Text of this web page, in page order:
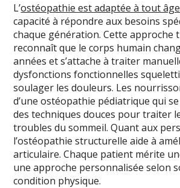
L’ostéopathie est adaptée à tout âge
capacité à répondre aux besoins
chaque génération. Cette approche
reconnaît que le corps humain
années et s’attache à traiter
dysfonctions fonctionnelles
soulager les douleurs. Les
d’une ostéopathie pédiatrique qui
des techniques douces pour traiter
troubles du sommeil. Quant aux
l’ostéopathie structurelle aide à
articulaire. Chaque patient mérite
une approche personnalisée selon
condition physique.